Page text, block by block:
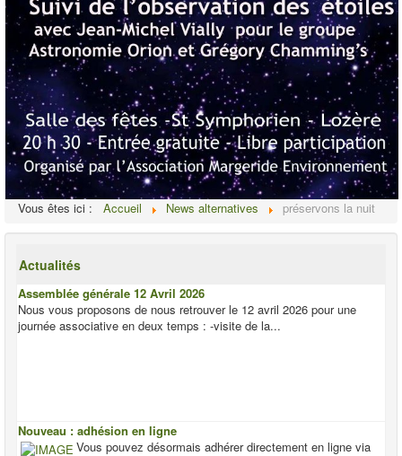
Vous êtes ici : Accueil News alternatives préservons la nuit
Actualités
Assemblée générale 12 Avril 2026
Nous vous proposons de nous retrouver le 12 avril 2026 pour une
journée associative en deux temps : -visite de la...
Nouveau : adhésion en ligne
Vous pouvez désormais adhérer directement en ligne via